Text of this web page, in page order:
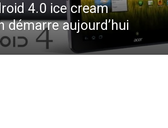
4.0 ice cream
démarre aujourd’hui